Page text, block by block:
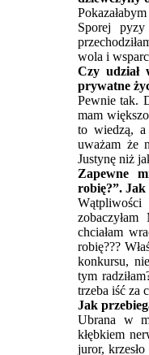
Sporej
wola i
Czy udział
prywatne
Pewnie tak.
mam
to wiedzą,
uważam że
Justynę niż
Zapewne
robię?”. Jak
Wątpliwości
chciałam
robię???
konkursu,
tym
trzeba iść za
Jak
Ubrana w
kłębkiem
juror,